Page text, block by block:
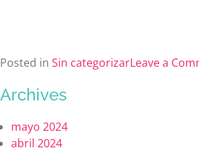
Posted in Sin categorizarLeave a
Archives
mayo 2024
abril 2024